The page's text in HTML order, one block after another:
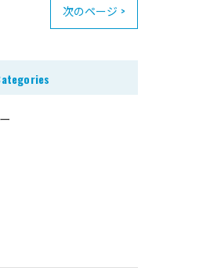
次のページ >